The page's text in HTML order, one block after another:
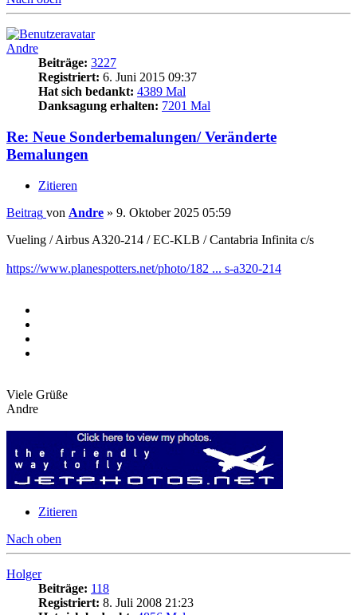
Andre
Beiträge: 3227
Registriert: 6. Juni 2015 09:37
Hat sich bedankt: 4389 Mal
Danksagung erhalten: 7201 Mal
Re: Neue Sonderbemalungen/ Veränderte
Bemalungen
Zitieren
Beitrag von Andre » 9. Oktober 2025 05:59
Vueling / Airbus A320-214 / EC-KLB / Cantabria Infinita c/s
https://www.planespotters.net/photo/182 ... s-a320-214
Viele Grüße
Andre
Zitieren
Nach oben
Holger
Beiträge: 118
Registriert: 8. Juli 2008 21:23